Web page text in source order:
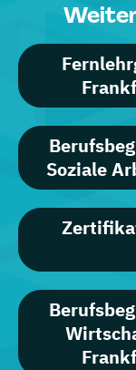
Soziale